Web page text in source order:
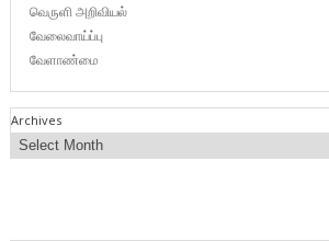
வெருளி அறிவியல்
வேலைவாய்ப்பு
வேளாண்மை
Archives